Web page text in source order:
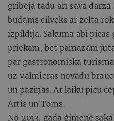
gribēja tādu arī savā
būdams cilvēks ar zelta
izpildīja. Sākumā abi picas
priekam, bet pamazām
par gastronomiskā
uz Valmieras novadu
un paziņas. Ar laiku picu
Artis un Toms.
No 2013. gada ģimene